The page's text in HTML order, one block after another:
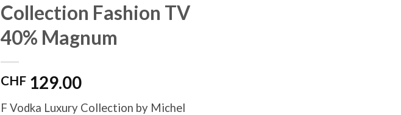
Collection Fashion TV
40% Magnum
CHF 129.00
F Vodka Luxury Collection by Michel